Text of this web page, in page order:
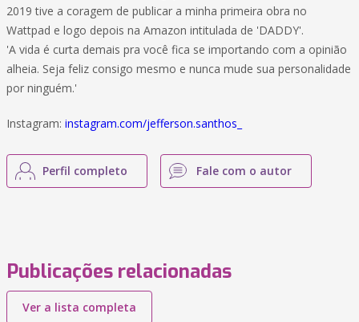
2019 tive a coragem de publicar a minha primeira obra no
Wattpad e logo depois na Amazon intitulada de 'DADDY'.
'A vida é curta demais pra você fica se importando com a opinião
alheia. Seja feliz consigo mesmo e nunca mude sua personalidade
por ninguém.'
Instagram: instagram.com/jefferson.santhos_
Perfil completo Fale com o autor
Publicações relacionadas
Ver a lista completa